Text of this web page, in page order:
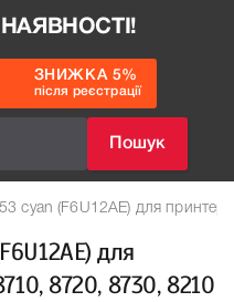
Пошук
ЗНИЖКА 5%
після реєстрації
cyan (F6U12AE) для
для
8720, 8730, 8210